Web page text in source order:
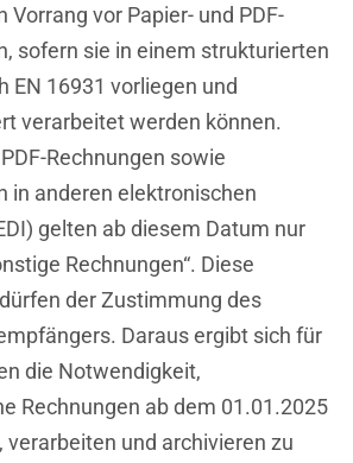
Vorrang vor Papier- und PDF-
sofern sie in einem strukturierten
EN 16931 vorliegen und
verarbeitet werden können.
Rechnungen sowie
in anderen elektronischen
gelten ab diesem Datum nur
Rechnungen“. Diese
der Zustimmung des
Daraus ergibt sich für
die Notwendigkeit,
Rechnungen ab dem 01.01.2025
verarbeiten und archivieren zu